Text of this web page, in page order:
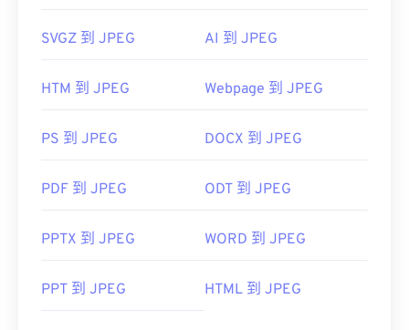
SVGZ 到 JPEG AI 到 JPEG
HTM 到 JPEG Webpage 到 JPEG
PS 到 JPEG DOCX 到 JPEG
PDF 到 JPEG ODT 到 JPEG
PPTX 到 JPEG WORD 到 JPEG
PPT 到 JPEG HTML 到 JPEG